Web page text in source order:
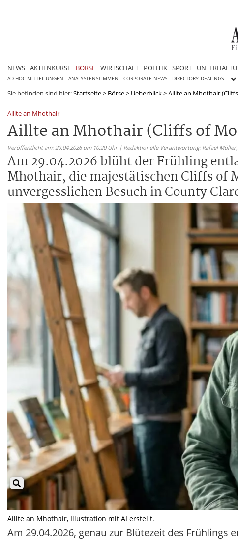
NEWS AKTIENKURSE BÖRSE WIRTSCHAFT POLITIK SPORT
AD HOC MITTEILUNGEN ANALYSTENSTIMMEN CORPORATE NEWS DIRECTORS' DEALINGS
Sie befinden sind hier:Startseite> Börse> Ueberblick>Aillte an Mhothair
Aillte an Mhothair
Aillte an Mhothair (Cliffs of
Veröffentlicht am: 29.04.2026 um 10:20 Uhr | Redaktionelle Verantwortung: Rafael Müller,
Am 29.04.2026 blüht der Frühling
Mhothair, die majestätischen Cliffs of
unvergesslichen Besuch in County
Aillte an Mhothair, Illustration mit AI erstellt.
Am 29.04.2026, genau zur Blütezeit des Frühlings